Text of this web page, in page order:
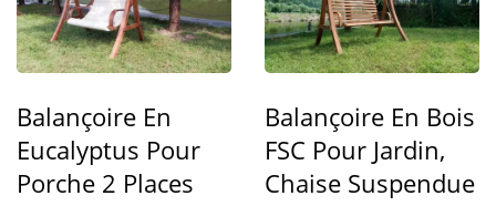
Balançoire En
Eucalyptus Pour
Porche 2 Places
Balançoire En Bois
FSC Pour Jardin,
Chaise Suspendue